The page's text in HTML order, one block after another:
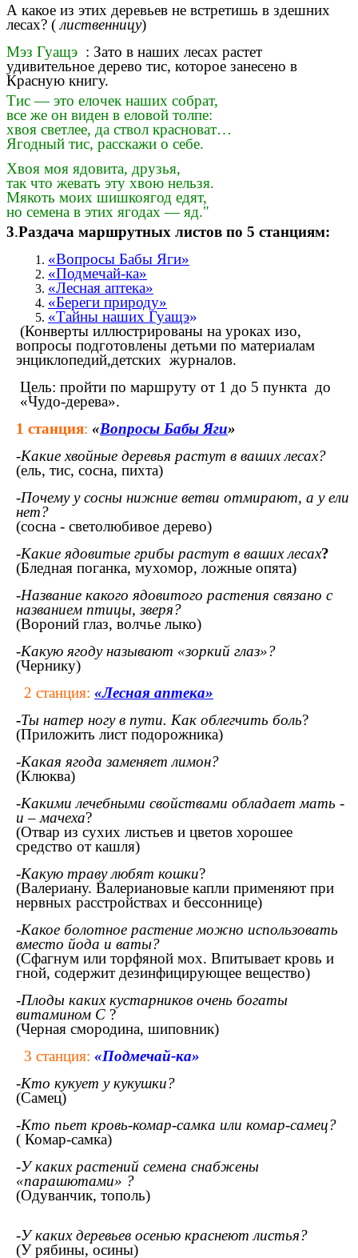
А какое из этих деревьев не встретишь в здешних
лесах? (лиственницу)
Мэз Гуащэ : Зато в наших лесах растет
удивительное дерево тис, которое занесено в
Красную книгу.
Тис — это елочек наших собрат,
все же он виден в еловой толпе:
хвоя светлее, да ствол красноват…
Ягодный тис, расскажи о себе.
Хвоя моя ядовита, друзья,
так что жевать эту хвою нельзя.
Мякоть моих шишкоягод едят,
но семена в этих ягодах — яд."
3.Раздача маршрутных листов по 5 станциям:
«Вопросы Бабы Яги»
«Подмечай-ка»
«Лесная аптека»
«Береги природу»
«Тайны наших Гуащэ»
(Конверты иллюстрированы на уроках изо,
вопросы подготовлены детьми по материалам
энциклопедий,детских журналов.
Цель: пройти по маршруту от 1 до 5 пункта до
«Чудо-дерева».
1 станция: «Вопросы Бабы Яги»
-Какие хвойные деревья растут в ваших лесах?
(ель, тис, сосна, пихта)
-Почему у сосны нижние ветви отмирают, а у ели
нет?
(сосна - светолюбивое дерево)
-Какие ядовитые грибы растут в ваших лесах?
(Бледная поганка, мухомор, ложные опята)
-Название какого ядовитого растения связано с
названием птицы, зверя?
(Вороний глаз, волчье лыко)
-Какую ягоду называют «зоркий глаз»?
(Чернику)
2 станция: «Лесная аптека»
-Ты натер ногу в пути. Как облегчить боль?
(Приложить лист подорожника)
-Какая ягода заменяет лимон?
(Клюква)
-Какими лечебными свойствами обладает мать -
и – мачеха?
(Отвар из сухих листьев и цветов хорошее
средство от кашля)
-Какую траву любят кошки?
(Валериану. Валериановые капли применяют при
нервных расстройствах и бессоннице)
-Какое болотное растение можно использовать
вместо йода и ваты?
(Сфагнум или торфяной мох. Впитывает кровь и
гной, содержит дезинфицирующее вещество)
-Плоды каких кустарников очень богаты
витамином С ?
(Черная смородина, шиповник)
3 станция: «Подмечай-ка»
-Кто кукует у кукушки?
(Самец)
-Кто пьет кровь-комар-самка или комар-самец?
( Комар-самка)
-У каких растений семена снабжены
«парашютами» ?
(Одуванчик, тополь)
-У каких деревьев осенью краснеют листья?
(У рябины, осины)